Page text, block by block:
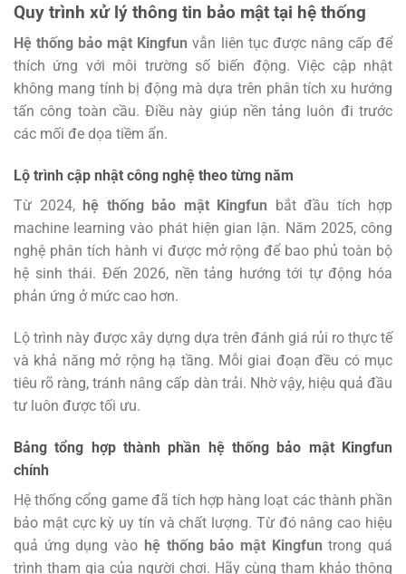
Quy trình xử lý thông tin bảo mật tại hệ thống
Hệ thống bảo mật Kingfun vẫn liên tục được nâng cấp để
thích ứng với môi trường số biến động. Việc cập nhật
không mang tính bị động mà dựa trên phân tích xu hướng
tấn công toàn cầu. Điều này giúp nền tảng luôn đi trước
các mối đe dọa tiềm ẩn.
Lộ trình cập nhật công nghệ theo từng năm
Từ 2024, hệ thống bảo mật Kingfun bắt đầu tích hợp
machine learning vào phát hiện gian lận. Năm 2025, công
nghệ phân tích hành vi được mở rộng để bao phủ toàn bộ
hệ sinh thái. Đến 2026, nền tảng hướng tới tự động hóa
phản ứng ở mức cao hơn.
Lộ trình này được xây dựng dựa trên đánh giá rủi ro thực tế
và khả năng mở rộng hạ tầng. Mỗi giai đoạn đều có mục
tiêu rõ ràng, tránh nâng cấp dàn trải. Nhờ vậy, hiệu quả đầu
tư luôn được tối ưu.
Bảng tổng hợp thành phần hệ thống bảo mật Kingfun
chính
Hệ thống cổng game đã tích hợp hàng loạt các thành phần
bảo mật cực kỳ uy tín và chất lượng. Từ đó nâng cao hiệu
quả ứng dụng vào hệ thống bảo mật Kingfun trong quá
trình tham gia của người chơi. Hãy cùng tham khảo thông